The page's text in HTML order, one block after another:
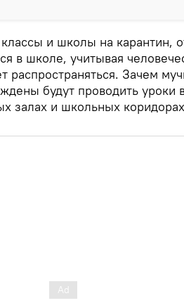
и школы на карантин,
в школе, учитывая
распространяться. Зачем
будут проводить уроки
залах и школьных